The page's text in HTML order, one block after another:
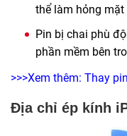
thể làm hỏng mặt
Pin bị chai phù
phần mềm bên
>>>Xem thêm: Thay
Địa chỉ ép kính